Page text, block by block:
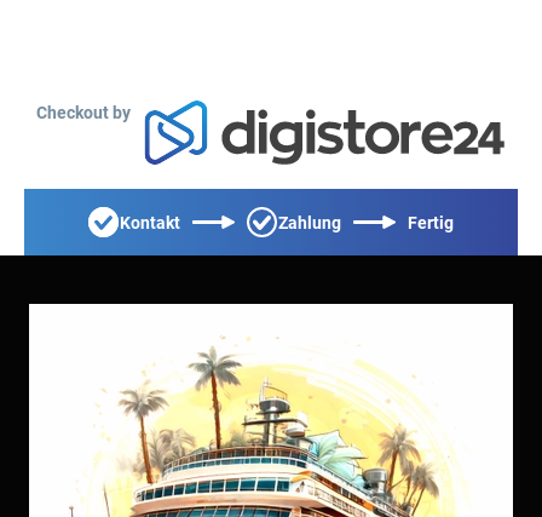
Checkout by
Kontakt Zahlung Fertig